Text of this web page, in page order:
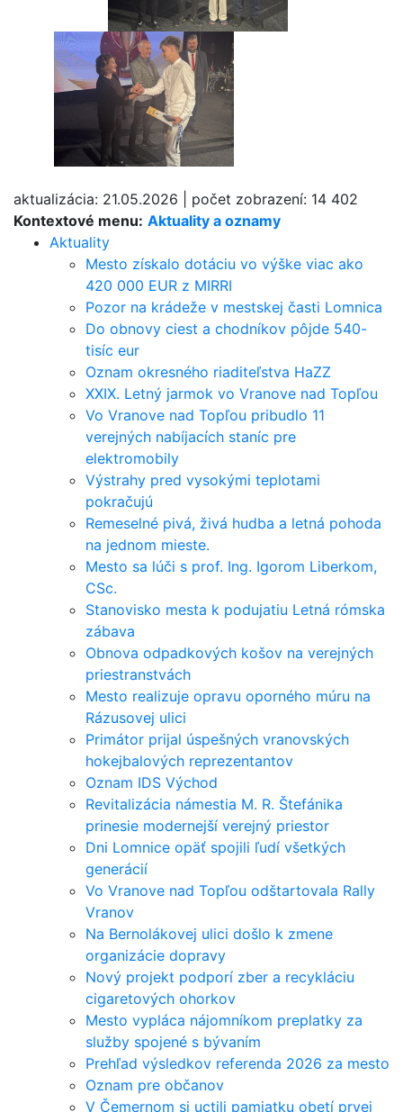
Kontextové menu: Aktuality a oznamy
Aktuality
Mesto získalo dotáciu vo výške viac ako
420 000 EUR z MIRRI
Pozor na krádeže v mestskej časti Lomnica
Do obnovy ciest a chodníkov pôjde 540-
tisíc eur
Oznam okresného riaditeľstva HaZZ
XXIX. Letný jarmok vo Vranove nad Topľou
Vo Vranove nad Topľou pribudlo 11
verejných nabíjacích staníc pre
elektromobily
Výstrahy pred vysokými teplotami
pokračujú
Remeselné pivá, živá hudba a letná pohoda
na jednom mieste.
Mesto sa lúči s prof. Ing. Igorom Liberkom,
CSc.
Stanovisko mesta k podujatiu Letná rómska
zábava
Obnova odpadkových košov na verejných
priestranstvách
Mesto realizuje opravu oporného múru na
Rázusovej ulici
Primátor prijal úspešných vranovských
hokejbalových reprezentantov
Oznam IDS Východ
Revitalizácia námestia M. R. Štefánika
prinesie modernejší verejný priestor
Dni Lomnice opäť spojili ľudí všetkých
generácií
Vo Vranove nad Topľou odštartovala Rally
Vranov
Na Bernolákovej ulici došlo k zmene
organizácie dopravy
Nový projekt podporí zber a recykláciu
cigaretových ohorkov
Mesto vypláca nájomníkom preplatky za
služby spojené s bývaním
Prehľad výsledkov referenda 2026 za mesto
Oznam pre občanov
V Čemernom si uctili pamiatku obetí prvej
aktualizácia: 21.05.2026 počet zobrazení: 14 402